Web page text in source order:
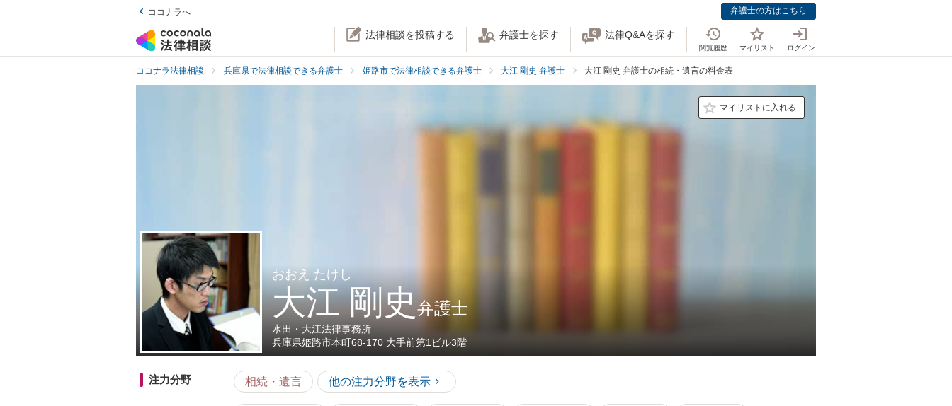
ココナラへ 弁護士の方はこちら
法律相談を投稿する 弁護士を探す 法律Q&Aを探す
閲覧履歴 マイリスト ログイン
ココナラ法律相談 兵庫県で法律相談できる弁護士 姫路市で法律相談できる弁護士 大江 剛史 弁護士 大江 剛史 弁護士の相続・遺言の料金表
マイリストに入れる
おおえ たけし
大江 剛史弁護士
水田・大江法律事務所
兵庫県姫路市本町68-170 大手前第1ビル3階
注力分野 相続・遺言 他の注力分野を表示